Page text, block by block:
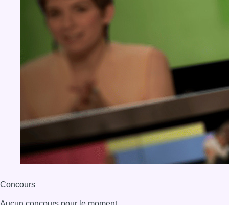
Concours